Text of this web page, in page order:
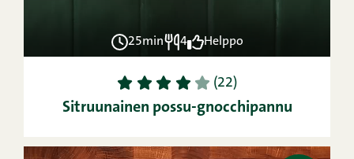
25min 4 Helppo
1 2 3 4 5 (22)
Sitruunainen possu-gnocchipannu